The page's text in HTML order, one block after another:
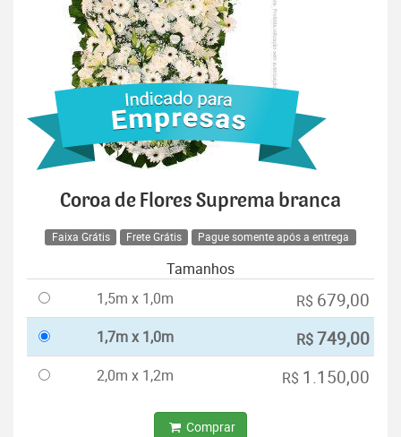
Coroa de Flores Suprema branca
Faixa Grátis Frete Grátis Pague somente após a entrega
Tamanhos
1,5m x 1,0m
R$ 679,00
1,7m x 1,0m R$749,00
2,0m x 1,2m R$ 1.150,00
Comprar